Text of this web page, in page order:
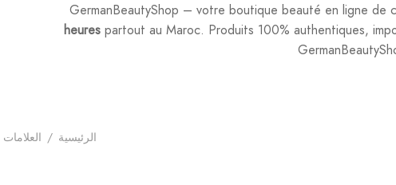
GermanBeautyShop – votre boutique beauté en ligne de
heurespartout au Maroc. Produits 100% authentiques,
الرئيسية / العلامات